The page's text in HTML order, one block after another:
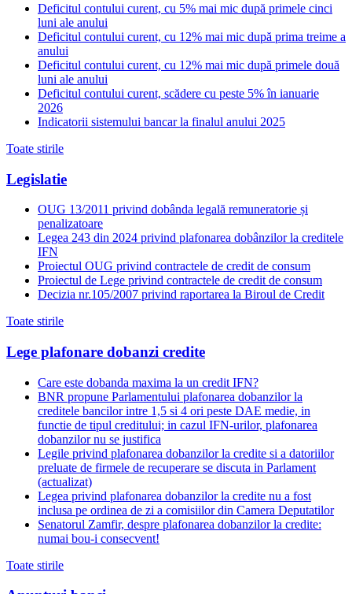
Deficitul contului curent, cu 5% mai mic după primele cinci
luni ale anului
Deficitul contului curent, cu 12% mai mic după prima treime a
anului
Deficitul contului curent, cu 12% mai mic după primele două
luni ale anului
Deficitul contului curent, scădere cu peste 5% în ianuarie
2026
Indicatorii sistemului bancar la finalul anului 2025
Toate stirile
Legislatie
OUG 13/2011 privind dobânda legală remuneratorie și
penalizatoare
Legea 243 din 2024 privind plafonarea dobânzilor la creditele
IFN
Proiectul OUG privind contractele de credit de consum
Proiectul de Lege privind contractele de credit de consum
Decizia nr.105/2007 privind raportarea la Biroul de Credit
Toate stirile
Lege plafonare dobanzi credite
Care este dobanda maxima la un credit IFN?
BNR propune Parlamentului plafonarea dobanzilor la
creditele bancilor intre 1,5 si 4 ori peste DAE medie, in
functie de tipul creditului; in cazul IFN-urilor, plafonarea
dobanzilor nu se justifica
Legile privind plafonarea dobanzilor la credite si a datoriilor
preluate de firmele de recuperare se discuta in Parlament
(actualizat)
Legea privind plafonarea dobanzilor la credite nu a fost
inclusa pe ordinea de zi a comisiilor din Camera Deputatilor
Senatorul Zamfir, despre plafonarea dobanzilor la credite:
numai bou-i consecvent!
Toate stirile